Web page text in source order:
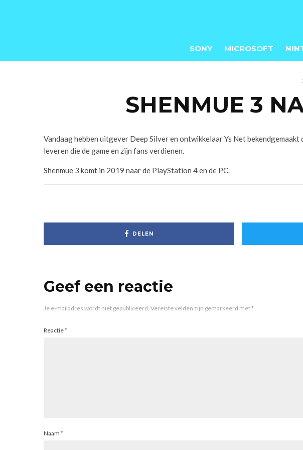
SONY MICROSOFT
SHENMUE 3
Vandaag hebben uitgever Deep Silver en ontwikkelaar Ys Net
leveren die de game en zijn fans verdienen.
Shenmue 3 komt in 2019 naar de PlayStation 4 en de PC.
DELEN
Geef een reactie
Je e-mailadres wordt niet gepubliceerd. Vereiste velden zijn gemarkeerd met*
Reactie*
Naam *